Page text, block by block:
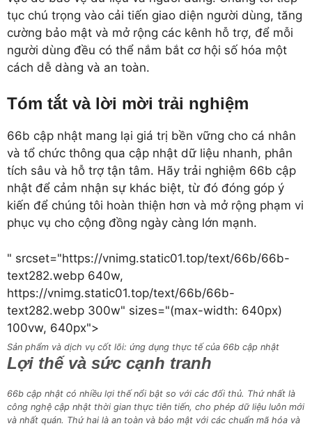
tục chú trọng vào cải tiến giao diện người dùng, tăng
cường bảo mật và mở rộng các kênh hỗ trợ, để mỗi
người dùng đều có thể nắm bắt cơ hội số hóa một
cách dễ dàng và an toàn.
Tóm tắt và lời mời trải nghiệm
66b cập nhật mang lại giá trị bền vững cho cá nhân
và tổ chức thông qua cập nhật dữ liệu nhanh, phân
tích sâu và hỗ trợ tận tâm. Hãy trải nghiệm 66b cập
nhật để cảm nhận sự khác biệt, từ đó đóng góp ý
kiến để chúng tôi hoàn thiện hơn và mở rộng phạm vi
phục vụ cho cộng đồng ngày càng lớn mạnh.
" srcset="https://vnimg.static01.top/text/66b/66b-
text282.webp 640w,
https://vnimg.static01.top/text/66b/66b-
text282.webp 300w" sizes="(max-width: 640px)
100vw, 640px">
Sản phẩm và dịch vụ cốt lõi: ứng dụng thực tế của 66b cập nhật
Lợi thế và sức cạnh tranh
66b cập nhật có nhiều lợi thế nổi bật so với các đối thủ. Thứ nhất là
công nghệ cập nhật thời gian thực tiên tiến, cho phép dữ liệu luôn mới
và nhất quán. Thứ hai là an toàn và bảo mật với các chuẩn mã hóa và